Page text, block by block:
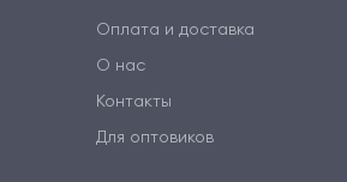
Оплата и доставка
О нас
Контакты
Для оптовиков